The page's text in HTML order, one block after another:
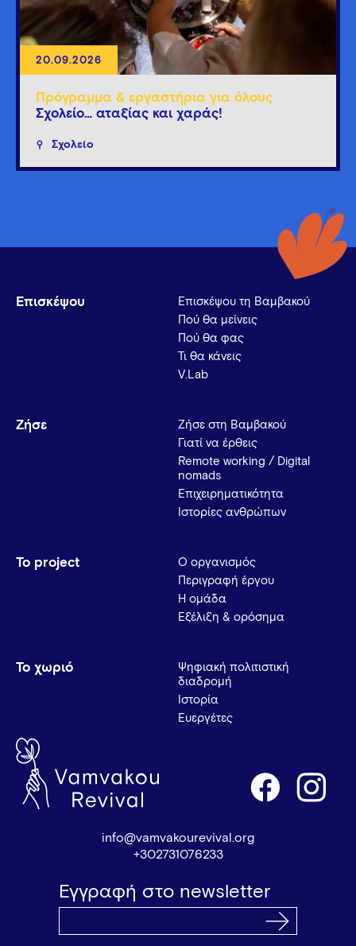
20.09.2026
Πρόγραμμα & εργαστήρια για όλους
Σχολείο… αταξίας και χαράς!
Σχολείο
Επισκέψου
Επισκέψου τη Βαμβακού
Πού θα μείνεις
Πού θα φας
Τι θα κάνεις
V.Lab
Ζήσε
Ζήσε στη Βαμβακού
Γιατί να έρθεις
Remote working / Digital
nomads
Επιχειρηματικότητα
Ιστορίες ανθρώπων
Το project
Ο οργανισμός
Περιγραφή έργου
Η ομάδα
Εξέλιξη & ορόσημα
Το χωριό
Ψηφιακή πολιτιστική
διαδρομή
Ιστορία
Ευεργέτες
info@vamvakourevival.org
+302731076233
Εγγραφή στο newsletter